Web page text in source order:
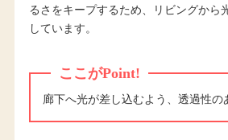
るさをキープするため、リビングから
しています。
ここがPoint!
廊下へ光が差し込むよう、透過性の